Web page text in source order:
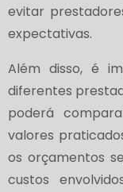
evitar
expectativas.
Além disso, é
diferentes
poderá
valores
os orçamentos
custos